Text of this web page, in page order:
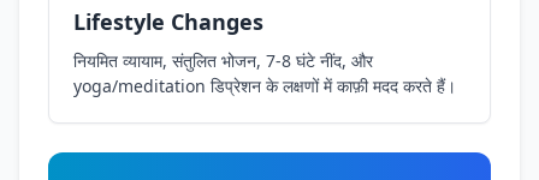
Lifestyle Changes
नियमित व्यायाम, संतुलित भोजन, 7-8 घंटे नींद, और
yoga/meditation डिप्रेशन के लक्षणों में काफ़ी मदद करते हैं।